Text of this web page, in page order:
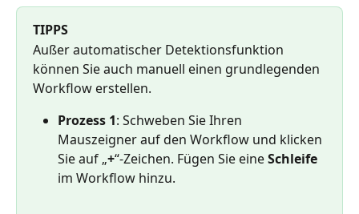
TIPPS
Außer automatischer Detektionsfunktion
können Sie auch manuell einen grundlegenden
Workflow erstellen.
Prozess 1: Schweben Sie Ihren
Mauszeigner auf den Workflow und klicken
Sie auf „+“-Zeichen. Fügen Sie eine Schleife
im Workflow hinzu.